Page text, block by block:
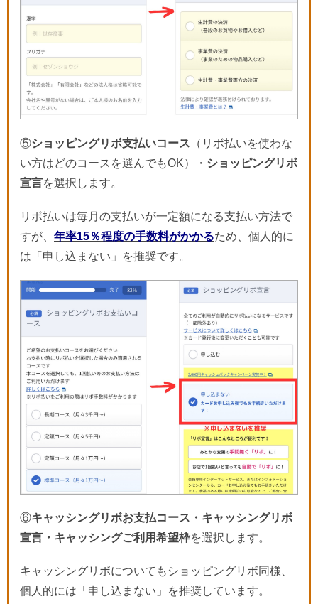
⑤ショッピングリボ支払いコース （リボ払いを使わな
い方はどのコースを選んでもOK）・ ショッピングリボ
宣言を選択します。
リボ払いは毎月の支払いが一定額になる支払い方法で
すが、 年率15％程度の手数料がかかるため、個人的に
は「申し込まない」を推奨です。
⑥キャッシングリボお支払コース・キャッシングリボ
宣言・キャッシングご利用希望枠を選択します。
キャッシングリボについてもショッピングリボ同様、
個人的には「申し込まない」を推奨しています。